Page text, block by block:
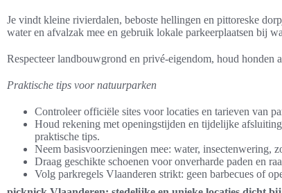
Je vindt kleine rivierdalen, beboste hellingen en pittoreske
water en afvalzak mee en gebruik lokale parkeerplaatsen bij
Respecteer landbouwgrond en privé-eigendom, houd honden
Praktische tips voor natuurparken
Controleer officiële sites voor locaties en tarieven van
Houd rekening met openingstijden en tijdelijke
praktische tips.
Neem basisvoorzieningen mee: water, insectenwering,
Draag geschikte schoenen voor onverharde paden en
Volg parkregels Vlaanderen strikt: geen barbecues of